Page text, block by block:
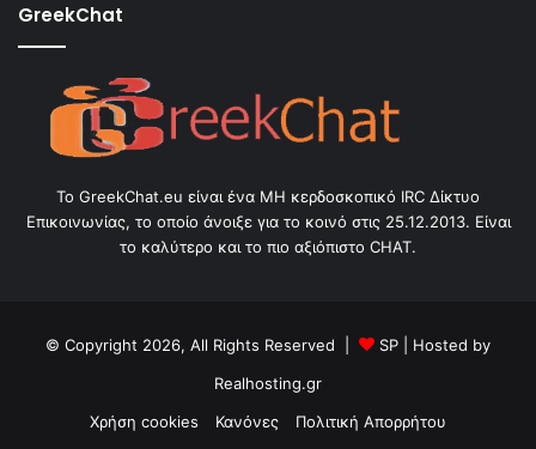
GreekChat
Το GreekChat.eu είναι ένα ΜΗ κερδοσκοπικό IRC Δίκτυο
Επικοινωνίας, το οποίο άνοιξε για το κοινό στις 25.12.2013. Είναι
το καλύτερο και το πιο αξιόπιστο CHAT.
© Copyright 2026, All Rights Reserved | SP | Hosted by
Realhosting.gr
Χρήση cookies
Κανόνες Πολιτική Απορρήτου